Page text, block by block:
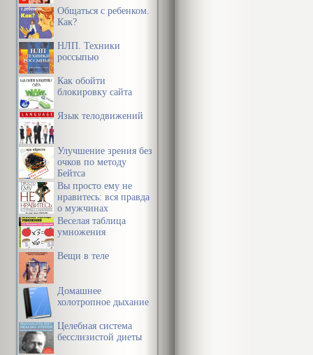
Общаться с ребенком.
Как?
НЛП. Техники
россыпью
Как обойти
блокировку сайта
Язык телодвижений
Улучшение зрения без
очков по методу
Бейтса
Вы просто ему не
нравитесь: вся правда
о мужчинах
Веселая таблица
умножения
Вещи в теле
Домашнее
холотропное дыхание
Целебная система
бесслизистой диеты